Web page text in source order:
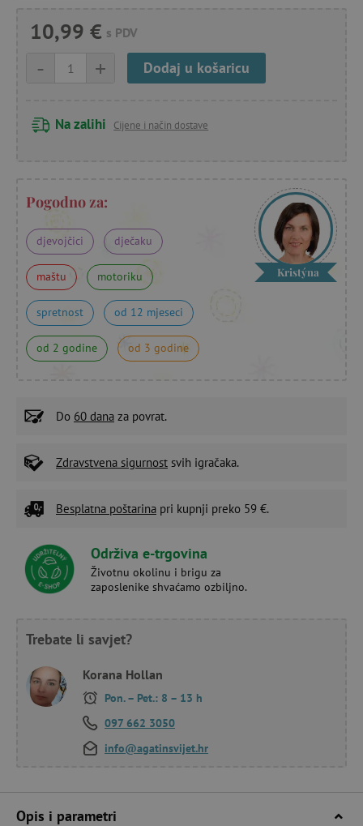
10,99 € s PDV
+
- Dodaj u košaricu
Na zalihi Cijene i način dostave
Pogodno za:
djevojčici dječaku
maštu motoriku
spretnost od 12 mjeseci
od 2 godine od 3 godine
Kristýna
Do 60 dana za povrat.
Zdravstvena sigurnost svih igračaka.
Besplatna poštarina pri kupnji preko 59 €.
Održiva e-trgovina
Životnu okolinu i brigu za
zaposlenike shvaćamo ozbiljno.
Trebate li savjet?
Korana Hollan
Pon. – Pet.: 8 – 13 h
097 662 3050
info@agatinsvijet.hr
Opis i parametri